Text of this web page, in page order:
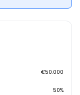
€50.000
50%